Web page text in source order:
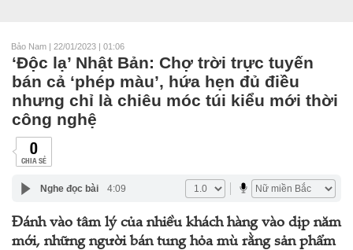
Bảo Nam | 22/01/2023 | 01:06
‘Độc lạ’ Nhật Bản: Chợ trời trực tuyến
bán cả ‘phép màu’, hứa hẹn đủ điều
nhưng chỉ là chiêu móc túi kiểu mới thời
công nghệ
0
CHIA SẺ
Nghe đọc bài 4:09
Đánh vào tâm lý của nhiều khách hàng vào dịp năm
mới, những người bán tung hỏa mù rằng sản phẩm